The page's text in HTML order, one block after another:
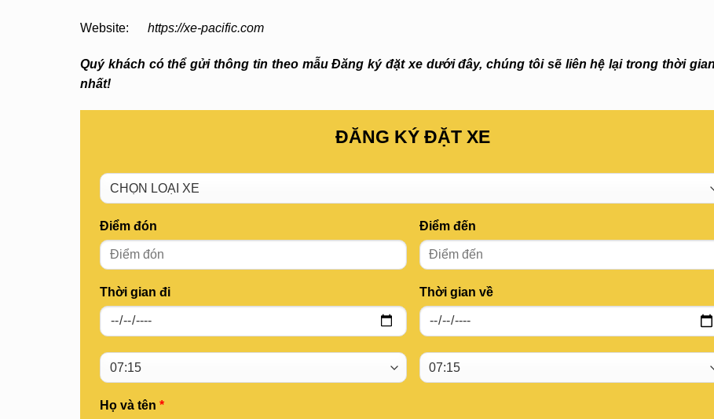
Website: https://xe-pacific.com
Quý khách có thể gửi thông tin theo mẫu Đăng ký đặt xe dưới đây, chúng tôi sẽ liên hệ lại trong thời
nhất!
ĐĂNG KÝ ĐẶT XE
Điểm đón
Thời gian đi
Điểm đến
Thời gian về
Họ và tên *